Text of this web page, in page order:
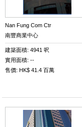
Nan Fung Com Ctr
南豐商業中心
建築面積: 4941 呎
實用面積: --
售價: HK$ 41.4 百萬